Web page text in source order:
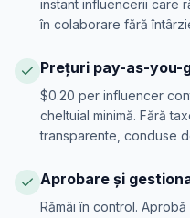
instant influencerii care
în colaborare fără
Prețuri pay-as-you-
$0.20 per influencer
cheltuial minimă. Fără
transparente, conduse
Aprobare și
Rămâi în control.